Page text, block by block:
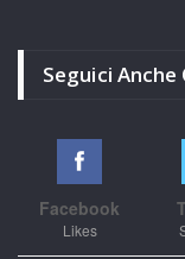
Seguici Anche
Facebook
Likes